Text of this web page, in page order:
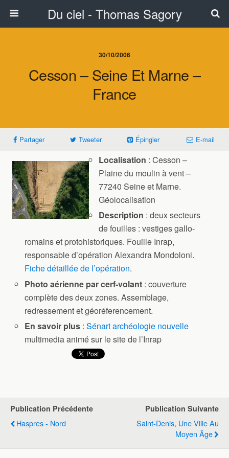
Du ciel - Thomas Sagory
30/10/2006
Cesson – Seine Et Marne –
France
Partager Tweeter Épingler E-mail
Localisation : Cesson –
Plaine du moulin à vent –
77240 Seine et Marne.
Géolocalisation
Description : deux secteurs
de fouilles : vestiges gallo-
romains et protohistoriques. Fouille Inrap,
responsable d’opération Alexandra Mondoloni.
Fiche détaillée de l’opération.
Photo aérienne par cerf-volant : couverture
complète des deux zones. Assemblage,
redressement et géoréferencement.
En savoir plus :Sénart archéologie nouvelle
multimedia animé sur le site de l’Inrap
Publication Précédente
Haspres - Nord
Publication Suivante
Saint-Denis, Une Ville Au
Moyen Âge